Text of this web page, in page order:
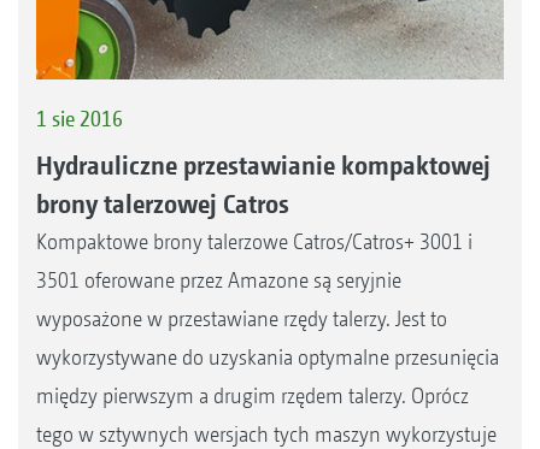
1 sie 2016
Hydrauliczne przestawianie kompaktowej
brony talerzowej Catros
Kompaktowe brony talerzowe Catros/Catros+ 3001 i
3501 oferowane przez Amazone są seryjnie
wyposażone w przestawiane rzędy talerzy. Jest to
wykorzystywane do uzyskania optymalne przesunięcia
między pierwszym a drugim rzędem talerzy. Oprócz
tego w sztywnych wersjach tych maszyn wykorzystuje